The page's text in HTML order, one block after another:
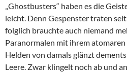
„Ghostbusters“ haben es die
leicht. Denn Gespenster traten
folglich brauchte auch niemand
Paranormalen mit ihrem atomaren
Helden von damals glänzt
Leere. Zwar klingelt noch ab und